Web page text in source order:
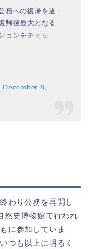
務への復帰を遂
帰後最大となる
ョンをチェッ
December 8,
わり公務を再開し
然史博物館で行われ
に参加していま
つも以上に明るく